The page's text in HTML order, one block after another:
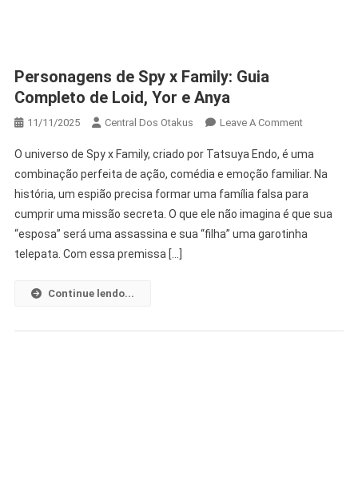
Personagens de Spy x Family: Guia
Completo de Loid, Yor e Anya
11/11/2025 Central Dos Otakus Leave A CommentOn
De
Spy
X
Family:
Guia
O universo de Spy x Family, criado por Tatsuya Endo, é uma
combinação perfeita de ação, comédia e emoção familiar. Na
história, um espião precisa formar uma família falsa para
cumprir uma missão secreta. O que ele não imagina é que sua
“esposa” será uma assassina e sua “filha” uma garotinha
telepata. Com essa premissa […]
Continue lendo...